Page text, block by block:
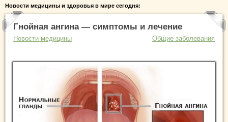
Новости медицины и здоровья в мире сегодня:
Гнойная ангина — симптомы и лечение
Новости медицины Общие заболевания